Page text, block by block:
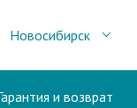
Новосибирск
и возврат